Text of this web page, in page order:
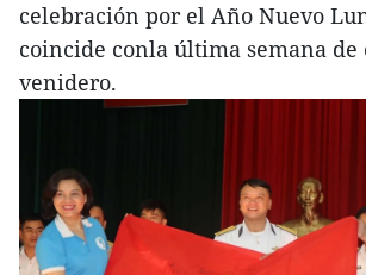
celebración por el Año Nuevo
coincide conla última semana de
venidero.